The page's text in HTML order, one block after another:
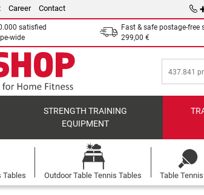
Career Contact
satisfied
wide
Fast & safe postage-free
299,00 €
STRENGTH TRAINING
EQUIPMENT
Tables Outdoor Table Tennis Tables Table